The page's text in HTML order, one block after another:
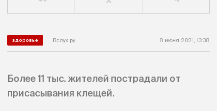
здоровье Вслух.ру 8 июня 2021, 13:38
Более 11 тыс. жителей пострадали от
присасывания клещей.